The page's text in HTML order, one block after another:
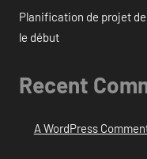
Planification de projet
le début
Recent
A WordPress